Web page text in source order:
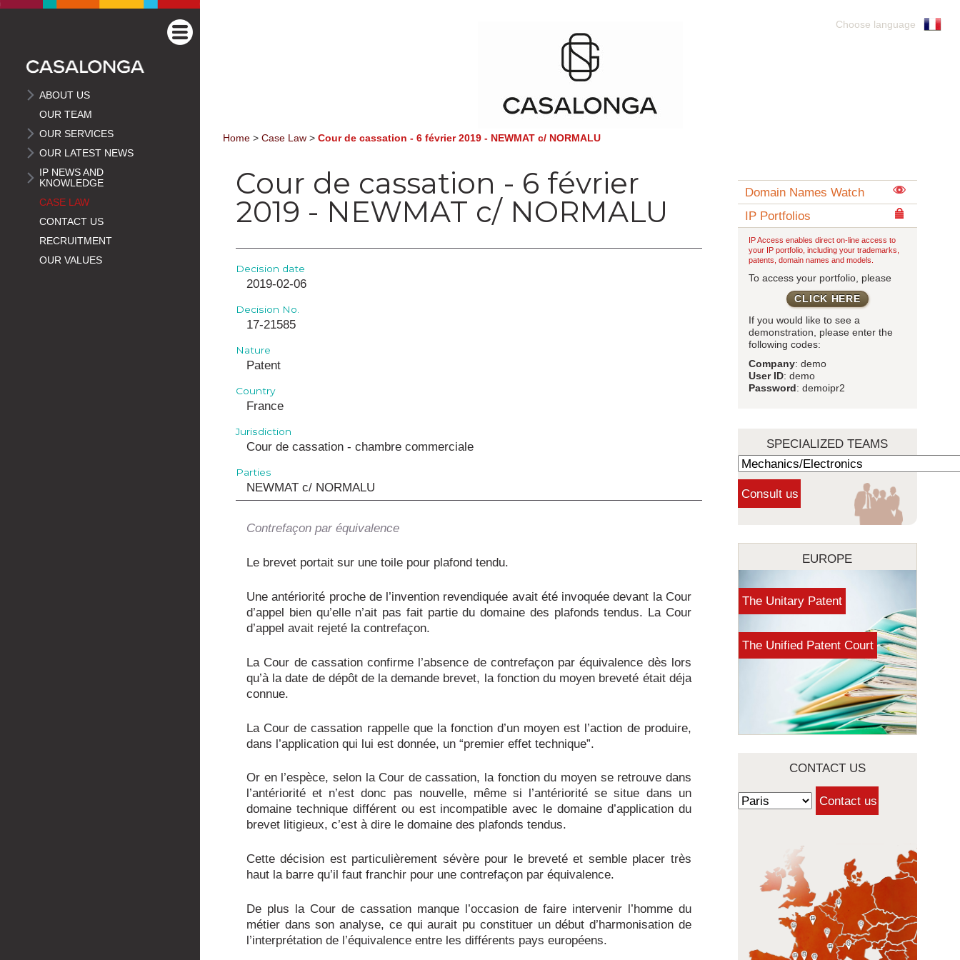
ABOUT US
OUR TEAM
OUR SERVICES
OUR LATEST NEWS
IP NEWS AND
KNOWLEDGE
CASE LAW
CONTACT US
RECRUITMENT
OUR VALUES
Choose language
Home > Case Law > Cour de cassation - 6 février 2019 - NEWMAT c/ NORMALU
Cour de cassation - 6 février
2019 - NEWMAT c/ NORMALU
Decision date
2019-02-06
Decision No.
17-21585
Nature
Patent
Country
France
Jurisdiction
Cour de cassation - chambre commerciale
Parties
NEWMAT c/ NORMALU
Contrefaçon par équivalence
Le brevet portait sur une toile pour plafond tendu.
Une antériorité proche de l’invention revendiquée avait été invoquée devant la Cour
d’appel bien qu’elle n’ait pas fait partie du domaine des plafonds tendus. La Cour
d’appel avait rejeté la contrefaçon.
La Cour de cassation confirme l’absence de contrefaçon par équivalence dès lors
qu’à la date de dépôt de la demande brevet, la fonction du moyen breveté était déja
connue.
La Cour de cassation rappelle que la fonction d’un moyen est l’action de produire,
dans l’application qui lui est donnée, un “premier effet technique”.
Or en l’espèce, selon la Cour de cassation, la fonction du moyen se retrouve dans
l’antériorité et n’est donc pas nouvelle, même si l’antériorité se situe dans un
domaine technique différent ou est incompatible avec le domaine d’application du
brevet litigieux, c’est à dire le domaine des plafonds tendus.
Cette décision est particulièrement sévère pour le breveté et semble placer très
haut la barre qu’il faut franchir pour une contrefaçon par équivalence.
De plus la Cour de cassation manque l’occasion de faire intervenir l’homme du
métier dans son analyse, ce qui aurait pu constituer un début d’harmonisation de
l’interprétation de l’équivalence entre les différents pays européens.
Domain Names Watch
IP Portfolios
IP Access enables direct on-line access to
your IP portfolio, including your trademarks,
patents, domain names and models.
To access your portfolio, please
CLICK HERE
If you would like to see a
demonstration, please enter the
following codes:
Company: demo
User ID: demo
Password : demoipr2
SPECIALIZED TEAMS
EUROPE
The Unitary Patent
The Unified Patent Court
CONTACT US